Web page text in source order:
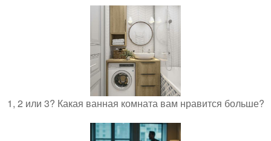
1, 2 или 3? Какая ванная комната вам нравится больше?